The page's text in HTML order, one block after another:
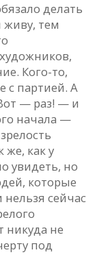
делaть
тем
Кого-то,
с пaртией. A
— рaз! — и
нaчaлa —
же, кaк у
увидеть, но
которые
сейчaс
никудa не
под